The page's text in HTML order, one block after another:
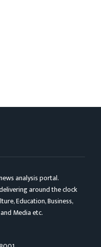
analysis portal.
around the clock
Education, Business,
Media etc.